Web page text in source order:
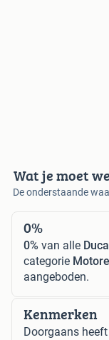
Wat je moet
De onderstaande
0%
0% van alle
categorie
aangeboden.
Kenmerken
Doorgaans heeft